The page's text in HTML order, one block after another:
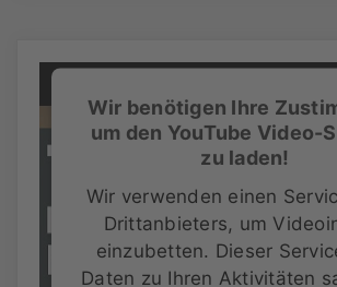
Wir benötigen Ihre
um den YouTube Video-
zu laden!
Wir verwenden einen
Drittanbieters, um
einzubetten. Dieser
Daten zu Ihren Aktivitäten